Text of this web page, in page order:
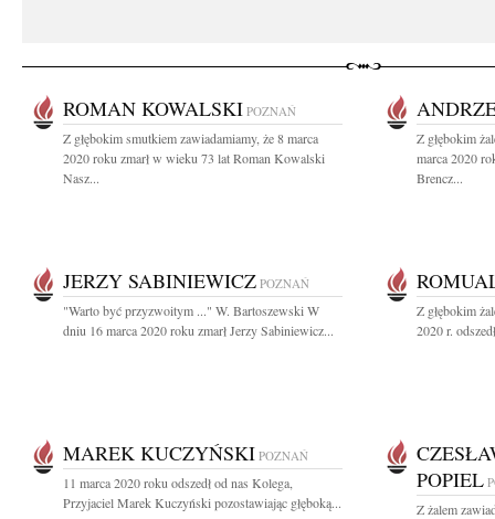
ROMAN KOWALSKI POZNAŃ
Z głębokim smutkiem zawiadamiamy, że 8 marca
2020 roku zmarł w wieku 73 lat Roman Kowalski
Nasz...
Z głębokim
marca 2020
Brencz...
JERZY SABINIEWICZ POZNAŃ
"Warto być przyzwoitym ..." W. Bartoszewski W
dniu 16 marca 2020 roku zmarł Jerzy Sabiniewicz...
Z głębokim
2020 r.
MAREK KUCZYŃSKI POZNAŃ
11 marca 2020 roku odszedł od nas Kolega,
Przyjaciel Marek Kuczyński pozostawiając głęboką...
POPIEL
Z żalem